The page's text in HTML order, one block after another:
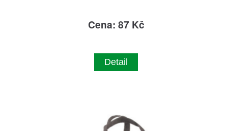
Cena: 87 Kč
Detail